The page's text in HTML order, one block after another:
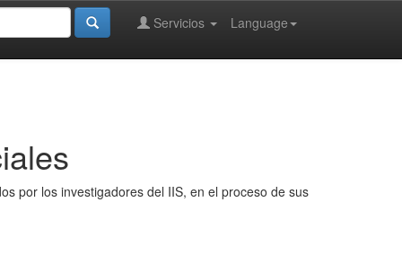
Language
Servicios
por los investigadores del IIS, en el proceso de sus